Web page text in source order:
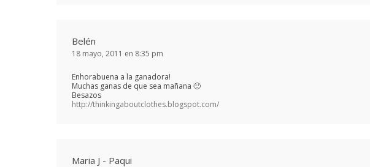
Belén
18 mayo, 2011 en 8:35 pm
Enhorabuena a la ganadora!
Muchas ganas de que sea mañana 🙂
Besazos
http://thinkingaboutclothes.blogspot.com/
Maria J - Paqui